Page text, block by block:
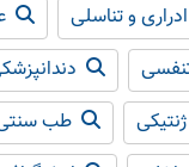
و تناسلی
طب